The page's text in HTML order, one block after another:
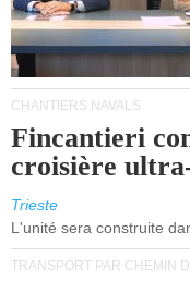
CHANTIERS NAVALS
Fincantieri
croisière
Trieste
L'unité sera construite
TRANSPORT PAR CHEMIN